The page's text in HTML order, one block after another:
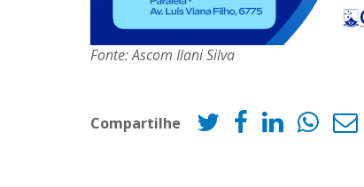
Fonte: Ascom Ilani Silva
Compartilhe